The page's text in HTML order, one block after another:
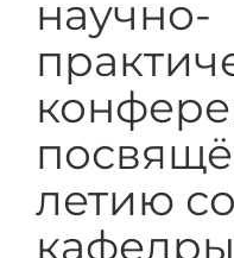
научно-
летию